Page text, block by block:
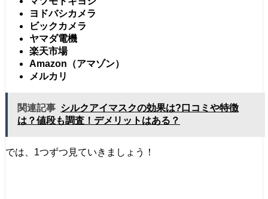
ヨドバシカメラ
ビックカメラ
ヤマダ電機
楽天市場
Amazon（アマゾン）
メルカリ
関連記事 シルクアイマスクの効果は?口コミや特徴
は？値段も調査！デメリットはある？
では、1つずつ見ていきましょう！